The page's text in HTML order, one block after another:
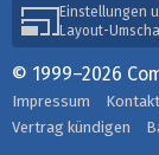
Einstellungen
Layout-
© 1999–2026
Impressum Kontakt
Vertrag kündigen